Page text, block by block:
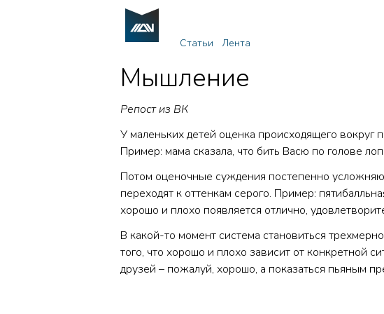
Статьи
Лента
Мышление
Репост из ВК
У маленьких детей оценка происходящего вокруг
Пример: мама сказала, что бить Васю по голове
Потом оценочные суждения постепенно
переходят к оттенкам серого. Пример:
хорошо и плохо появляется отлично,
В какой-то момент система становиться
того, что хорошо и плохо зависит от конкретной
друзей – пожалуй, хорошо, а показаться пьяным